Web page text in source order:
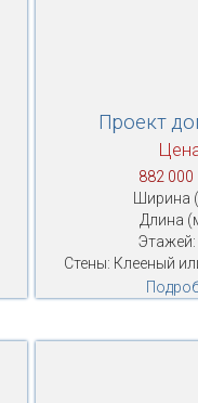
Проект
882 000
Ширина
Длина
Стены: Клееный